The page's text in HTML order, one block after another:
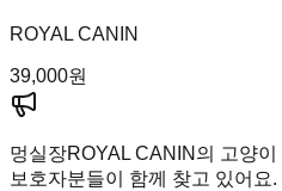
ROYAL CANIN
39,000원
멍실장ROYAL CANIN의 고양
보호자분들이 함께 찾고 있어요.